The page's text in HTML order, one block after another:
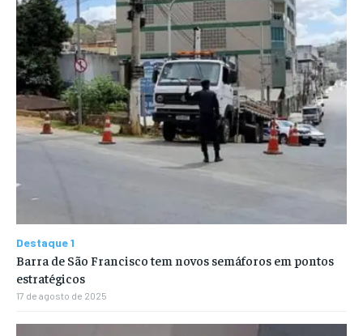
Destaque 1
Barra de São Francisco tem novos semáforos em pontos
estratégicos
17 de agosto de 2025